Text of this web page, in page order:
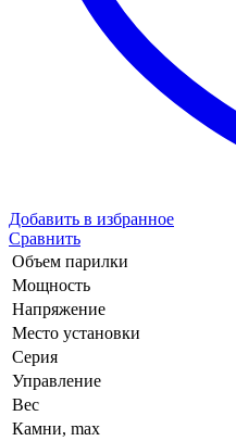
Добавить в избранное
Сравнить
Объем парилки
Мощность
Напряжение
Место установки
Серия
Управление
Вес
Камни, max